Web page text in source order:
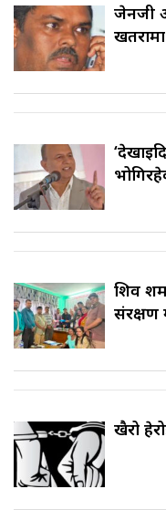
जेनजी
शिव
संरक्षण
खैरो